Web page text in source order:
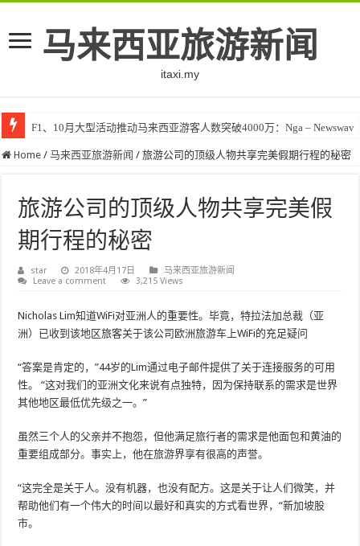
马来西亚旅游新闻
itaxi.my
F1、10月大型活动推动马来西亚游客人数突破4000万：Nga – Newswav
Home / 马来西亚旅游新闻 / 旅游公司的顶级人物共享完美假期行程的秘密
旅游公司的顶级人物共享完美假
期行程的秘密
star 2018年4月17日
马来西亚旅游新闻
Leave a comment
3,215 Views
Nicholas Lim知道WiFi对亚洲人的重要性。毕竟，特拉法加总裁（亚
洲）已收到该地区旅客关于该公司欧洲旅游车上WiFi的充足疑问
“答案是肯定的，”44岁的Lim通过电子邮件提供了关于连接服务的可用
性。 “这对我们的亚洲文化来说有点独特，因为保持联系的需求是世界
其他地区最低优先级之一。”
虽然三个人的父亲并不抱怨，但他满足旅行者的需求是他面包和黄油的
重要组成部分。事实上，他在旅游界享有很高的声誉。
“这完全是关于人。没有机器，也没有配方。这是关于让人们微笑，并
帮助他们有一个伟大的时间以最好和真实的方式看世界，“新加坡股
市。